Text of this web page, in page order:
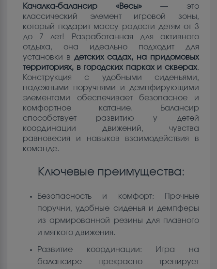
Качалка-балансир «Весы» — это
классический элемент игровой зоны,
который подарит массу радости детям от 3
до 7 лет! Разработанная для активного
отдыха, она идеально подходит для
установки в детских садах, на придомовых
территориях, в городских парках и скверах.
Конструкция с удобными сиденьями,
надежными поручнями и демпфирующими
элементами обеспечивает безопасное и
комфортное катание. Балансир
способствует развитию у детей
координации движений, чувства
равновесия и навыков взаимодействия в
команде.
Ключевые преимущества:
Безопасность и комфорт: Прочные
поручни, удобные сиденья и демпферы
из армированной резины для плавного
и мягкого движения.
Развитие координации: Игра на
балансире прекрасно тренирует